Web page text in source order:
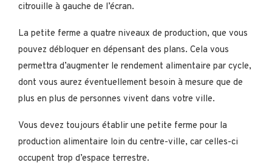
citrouille à gauche de l’écran.
La petite ferme a quatre niveaux de production, que vous
pouvez débloquer en dépensant des plans. Cela vous
permettra d’augmenter le rendement alimentaire par cycle,
dont vous aurez éventuellement besoin à mesure que de
plus en plus de personnes vivent dans votre ville.
Vous devez toujours établir une petite ferme pour la
production alimentaire loin du centre-ville, car celles-ci
occupent trop d’espace terrestre.